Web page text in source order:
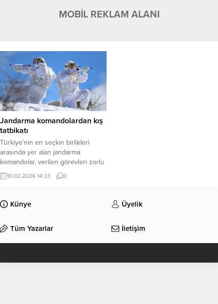
MOBİL REKLAM ALANI
Jandarma komandolardan kış
tatbikatı
Türkiye’nin en seçkin birlikleri
arasında yer alan jandarma
komandolar, verilen görevleri zorlu
arazi ve hava koşullarında dahi
yerine getirebilme kabiliyetini
Komutanlığına bağlı Perşembe
Jandarma Komando Tabur
arazi şartlarında gerçekleştirdiği
10.02.2026 14:23 0
Künye Üyelik
Tüm Yazarlar İletişim